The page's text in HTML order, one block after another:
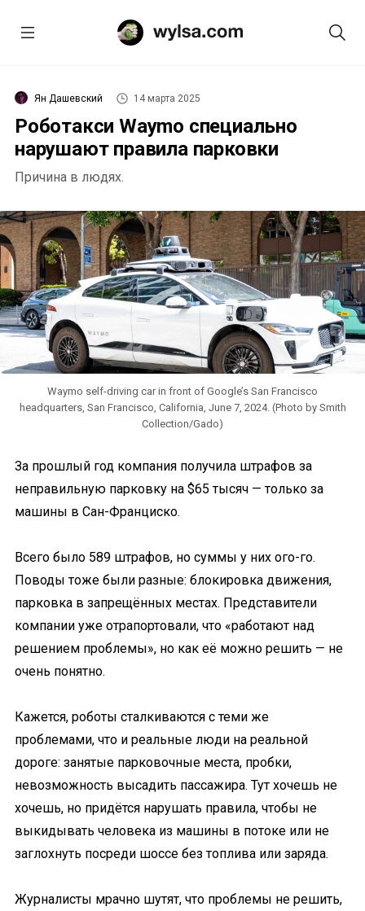
Ян Дашевский 14 марта 2025
Роботакси Waymo специально
нарушают правила парковки
Причина в людях.
Waymo self-driving car in front of Google’s San Francisco
headquarters, San Francisco, California, June 7, 2024. (Photo by Smith
Collection/Gado)
За прошлый год компания получила штрафов за
неправильную парковку на $65 тысяч — только за
машины в Сан-Франциско.
Всего было 589 штрафов, но суммы у них ого-го.
Поводы тоже были разные: блокировка движения,
парковка в запрещённых местах. Представители
компании уже отрапортовали, что «работают над
решением проблемы», но как её можно решить — не
очень понятно.
Кажется, роботы сталкиваются с теми же
проблемами, что и реальные люди на реальной
дороге: занятые парковочные места, пробки,
невозможность высадить пассажира. Тут хочешь не
хочешь, но придётся нарушать правила, чтобы не
выкидывать человека из машины в потоке или не
заглохнуть посреди шоссе без топлива или заряда.
Журналисты мрачно шутят, что проблемы не решить,